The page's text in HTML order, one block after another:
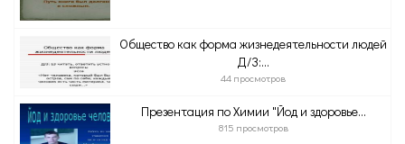
Общество как форма жизнедеятельности людей
Д/З:...
44 просмотров
Презентация по Химии "Йод и здоровье...
815 просмотров